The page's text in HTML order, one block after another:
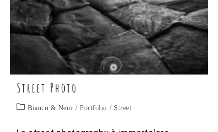
Street Photo
Categoria
Bianco & Nero / Portfolio / Street